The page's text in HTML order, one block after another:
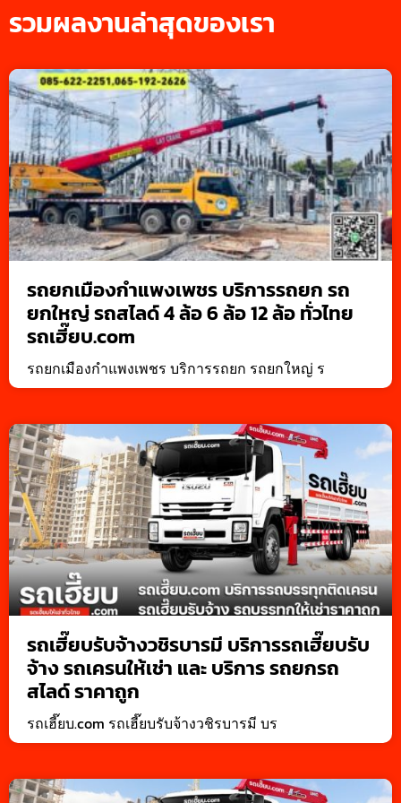
รวมผลงานล่าสุดของเรา
รถยกเมืองกำแพงเพชร บริการรถยก รถ
ยกใหญ่ รถสไลด์ 4 ล้อ 6 ล้อ 12 ล้อ ทั่วไทย
รถเฮี๊ยบ.com
รถยกเมืองกำแพงเพชร บริการรถยก รถยกใหญ่ ร
รถเฮี๊ยบรับจ้างวชิรบารมี บริการรถเฮี๊ยบรับ
จ้าง รถเครนให้เช่า และ บริการ รถยกรถ
สไลด์ ราคาถูก
รถเฮี๊ยบ.com รถเฮี๊ยบรับจ้างวชิรบารมี บร